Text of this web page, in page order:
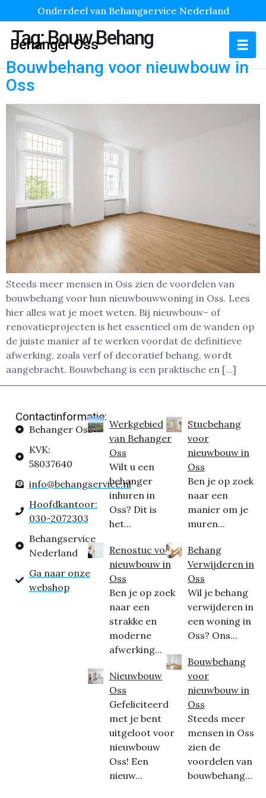
Onderdeel van Behangservice Nederland
Behanger Oss
Tag:Bouw Behang
Bouwbehang voor nieuwbouw in
Oss
Steeds meer mensen in Oss zien de voordelen van
bouwbehang voor hun nieuwbouwwoning in Oss. Lees
hier alles wat je moet weten. Bij nieuwbouw- of
renovatieprojecten is het essentieel om de wanden op
de juiste manier af te werken voordat de definitieve
afwerking, zoals verf of decoratief behang, wordt
aangebracht. Bouwbehang is een praktische en […]
Contactinformatie:
Behanger Oss
KVK:
58037640
info@behangservice.nl
Hoofdkantoor:
030-2072303
Behangservice
Nederland
Ga naar onze
webshop
Werkgebied
van Behanger
Oss
Wilt u een
behanger
inhuren in
Oss? Dit is
het...
Renostuc voor
nieuwbouw in
Oss
Ben je op zoek
naar een
strakke en
moderne
afwerking...
Nieuwbouw
Oss
Gefeliciteerd
met je bent
uitgeloot voor
nieuwbouw
Oss! Een
nieuw...
Stucbehang
voor
nieuwbouw in
Oss
Ben je op zoek
naar een
manier om je
muren...
Behang
Verwijderen in
Oss
Wil je behang
verwijderen in
een woning in
Oss? Ons...
Bouwbehang
voor
nieuwbouw in
Oss
Steeds meer
mensen in Oss
zien de
voordelen van
bouwbehang...